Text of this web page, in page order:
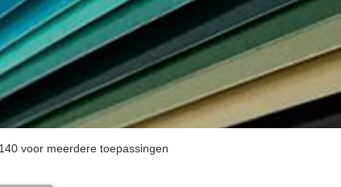
voor meerdere toepassingen